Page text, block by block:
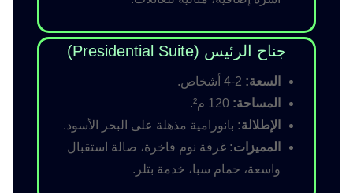
جناح الرئيس (Presidential Suite)
السعة:
المساحة:
الإطلالة: بانورامية مذهلة على البحر الأسود.
المميزات: غرفة نوم فاخرة، صالة استقبال
واسعة، حمام سبا، خدمة بتلر.